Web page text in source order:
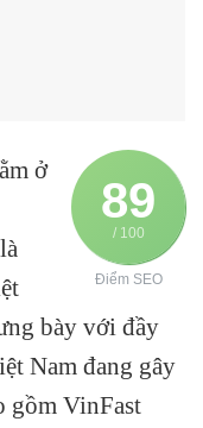
89
/ 100
Điểm SEO
ở
, là
bày với đầy
Nam đang gây
gồm VinFast